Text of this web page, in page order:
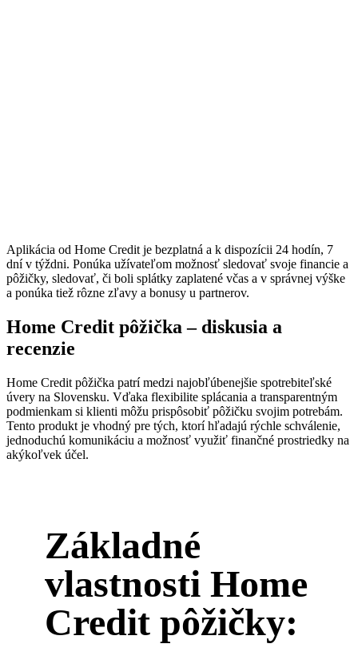
Aplikácia od Home Credit je bezplatná a k dispozícii 24 hodín, 7
dní v týždni. Ponúka užívateľom možnosť sledovať svoje financie a
pôžičky, sledovať, či boli splátky zaplatené včas a v správnej výške
a ponúka tiež rôzne zľavy a bonusy u partnerov.
Home Credit pôžička – diskusia a
recenzie
Home Credit pôžička patrí medzi najobľúbenejšie spotrebiteľské
úvery na Slovensku. Vďaka flexibilite splácania a transparentným
podmienkam si klienti môžu prispôsobiť pôžičku svojim potrebám.
Tento produkt je vhodný pre tých, ktorí hľadajú rýchle schválenie,
jednoduchú komunikáciu a možnosť využiť finančné prostriedky na
akýkoľvek účel.
Základné
vlastnosti Home
Credit pôžičky: